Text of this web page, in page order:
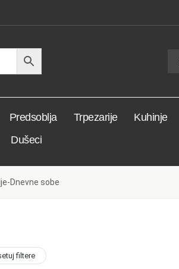
Predsoblja Trpezarije Kuhinje
Dušeci
Dnevne sobe
filtere